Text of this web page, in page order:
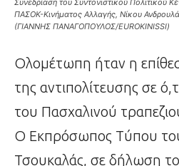
Συνεδρίαση του Συντονιστικού Πολιτικού
ΠΑΣΟΚ-Κινήματος Αλλαγής, Νίκου
(ΓΙΑΝΝΗΣ ΠΑΝΑΓΟΠΟΥΛΟΣ/EUROKINISSI)
Ολομέτωπη ήταν η
της αντιπολίτευσης σε
του Πασχαλινού
Ο Εκπρόσωπος Τύπου
Τσουκαλάς, σε δήλωση